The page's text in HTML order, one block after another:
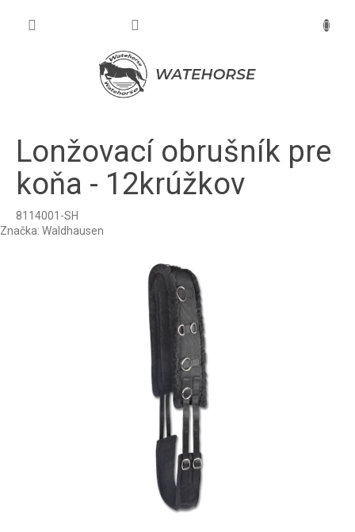
Lonžovací obrušník pre
koňa - 12krúžkov
8114001-SH
Značka: Waldhausen